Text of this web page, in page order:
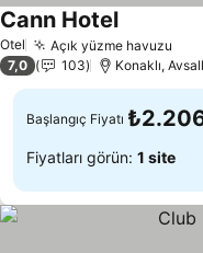
Otel Açık yüzme havuzu
Cann HotelFiyatları
7,0 103 Konaklı,
Başlangıç Fiyatı
Fiyatları görün: 1 site